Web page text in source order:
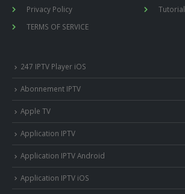
Privacy Policy
TERMS OF SERVICE
Tutorial
247 IPTV Player iOS
Abonnement IPTV
Apple TV
Application IPTV
Application IPTV Android
Application IPTV iOS